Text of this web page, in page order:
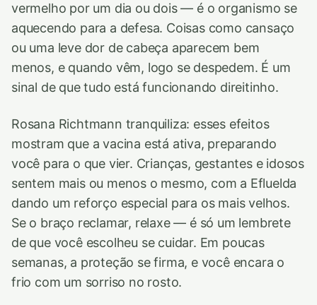
vermelho por um dia ou dois — é o organismo se
aquecendo para a defesa. Coisas como cansaço
ou uma leve dor de cabeça aparecem bem
menos, e quando vêm, logo se despedem. É um
sinal de que tudo está funcionando direitinho.
Rosana Richtmann tranquiliza: esses efeitos
mostram que a vacina está ativa, preparando
você para o que vier. Crianças, gestantes e idosos
sentem mais ou menos o mesmo, com a Efluelda
dando um reforço especial para os mais velhos.
Se o braço reclamar, relaxe — é só um lembrete
de que você escolheu se cuidar. Em poucas
semanas, a proteção se firma, e você encara o
frio com um sorriso no rosto.